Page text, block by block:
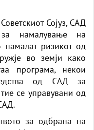
Сојуз, САД
намалување на
ризикот од
во земји како
програма, некои
од САД за
се управувани од
за одбрана на